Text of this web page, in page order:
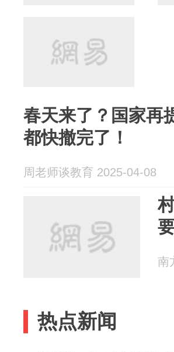
春天来了？国家再
都快撤完了！
周老师谈教育 2025-04-08
南
热点新闻